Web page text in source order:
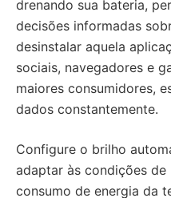
drenando sua bateria,
decisões informadas
desinstalar aquela
sociais, navegadores e
maiores consumidores,
dados constantemente.
Configure o brilho
adaptar às condições
consumo de energia da